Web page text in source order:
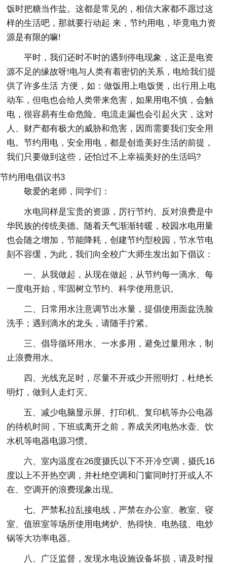
饭时把糖当作盐。这都是常见的，相信大家都不愿过这
样的生活吧，那就要行动起 来，节约用电，毕竟电力资
源是有限的嘛!
平时，我们还时不时的遇到停电现象，这正是电资
源不足的缘故呀!电与人类有着密切的关系，电给我们提
供了许多生活 方便，如：做饭用上电饭煲，出行用上电
动车，但电也会给人类带来危害，如果用电不慎，会触
电，很容易有生命危险。电流走漏也会引起火灾，这对
人、财产都有极大的威胁和危害，因而需要我们安全用
电。节约用电，安全用电，都是创造美好生活的前提，
我们只要做到这些，还怕过不上幸福美好的生活吗?
节约用电倡议书3
敬爱的老师，同学们：
水电同样是宝贵的资源，厉行节约、反对浪费是中
华民族的传统美德。随着天气渐渐转暖，校园水电用量
也会随之增加，节能降耗，创建节约型校园，节水节电
刻不容缓，为此，我们向全校广大师生发出如下倡议：
一、从我做起，从现在做起，从节约每一滴水、每
一度电开始，牢固树立节约、科学使用意识。
二、日常用水注意调节出水量，提倡使用面盆洗脸
洗手；遇到滴水的龙头，请随手拧紧。
三、倡导循环用水、一水多用，避免过量用水，制
止浪费用水。
四、光线充足时，尽量不开或少开照明灯，杜绝长
明灯，做到人走灯灭。
五、减少电脑显示屏、打印机、复印机等办公电器
的待机时间，下班或离开之前，养成关闭电热水壶、饮
水机等电器电源习惯。
六、室内温度在26度摄氏以下不开冷空调，摄氏16
度以上不开热空调，并杜绝空调和门窗同时打开或人不
在、空调开的浪费现象出现。
七、严禁私拉乱接电线，严禁在办公室、教室、寝
室、值班室等场所使用电烤炉、热得快、电热毯、电炒
锅等大功率电器。
八、广泛监督，发现水电设施设备坏损，请及时报